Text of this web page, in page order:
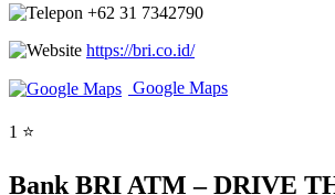
+62 31 7342790
https://bri.co.id/
Google Maps
1 ⭐
Bank BRI ATM – DRIVE